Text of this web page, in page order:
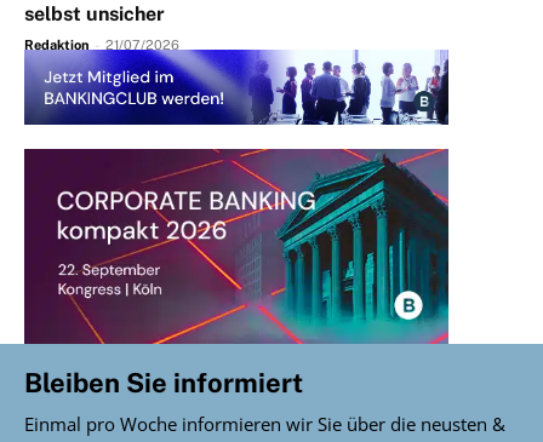
selbst unsicher
Redaktion - 21/07/2026
Bleiben Sie informiert
Einmal pro Woche informieren wir Sie über die neusten &